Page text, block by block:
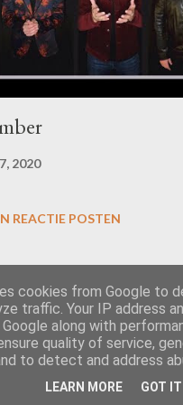
2020
REACTIE POSTEN
Mogelijk gemaakt door
cookies from Google to
traffic. Your IP address
along with
quality of service,
to detect and address
LEARN MORE GOT IT